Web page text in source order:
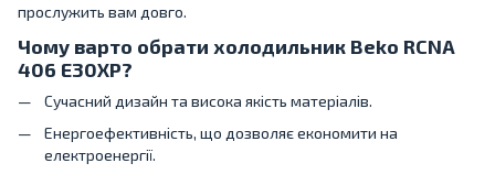
прослужить вам довго.
Чому варто обрати холодильник Beko RCNA
406 E30XP?
Сучасний дизайн та висока якість матеріалів.
Енергоефективність, що дозволяє економити на
електроенергії.